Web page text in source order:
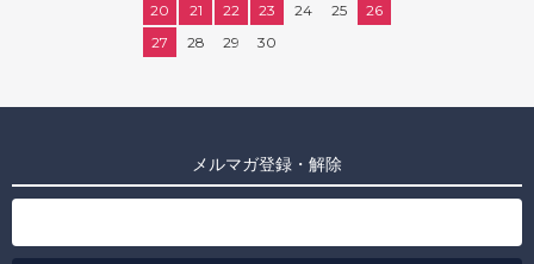
20
21 22 23 24 25
26
27
28 29 30
メルマガ登録・解除